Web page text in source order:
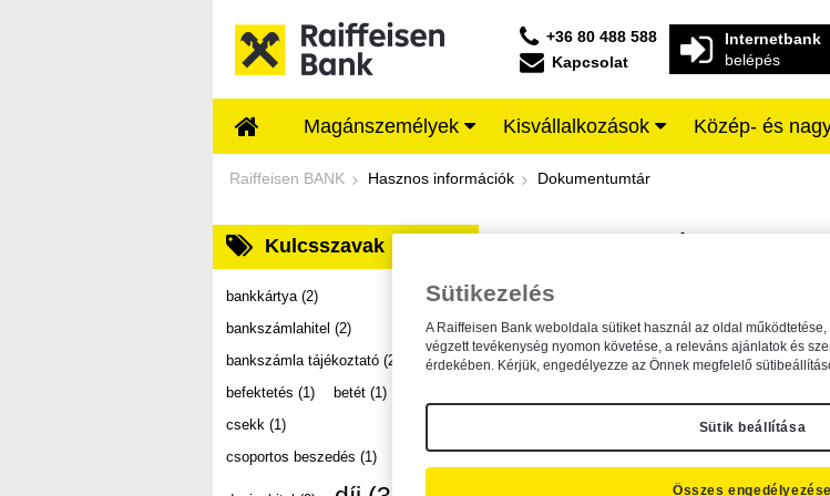
+36 80 488 588
Kapcsolat
Internetbank
belépés
Magánszemélyek Kisvállalkozások Közép- és
Dokumentumtár - Raiffeisen BANK
Raiffeisen BANK Hasznos információk Dokumentumtár
Kulcsszavak
bankkártya (2)
bankszámlahitel (2)
bankszámla tájékoztató (2)
befektetés (1) betét (1)
csekk (1)
csoportos beszedés (1)
A dokumentum kereséséhez kérjük, írja be a
Sütikezelés
A Raiffeisen Bank weboldala sütiket használ az oldal
végzett tevékenység nyomon követése, a releváns ajánlatok és
érdekében. Kérjük, engedélyezze az Önnek megfelelő
Sütik beállítása
Összes engedélyezése